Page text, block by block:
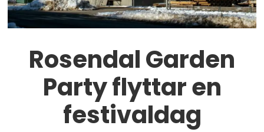
Rosendal Garden
Party flyttar en
festivaldag